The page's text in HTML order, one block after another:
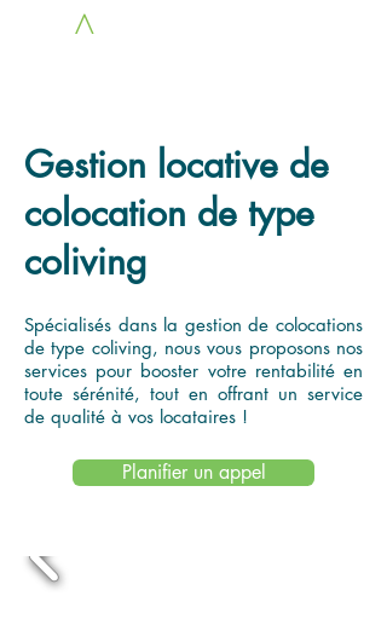
A
Gestion locative de
colocation de type
coliving
Spécialisés dans la gestion de colocations
de type coliving, nous vous proposons nos
services pour booster votre rentabilité en
toute sérénité, tout en offrant un service
de qualité à vos locataires !
Planifier un appel